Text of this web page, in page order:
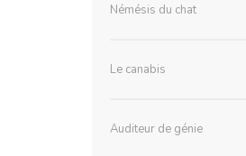
Némésis du chat
Le canabis
Auditeur de génie